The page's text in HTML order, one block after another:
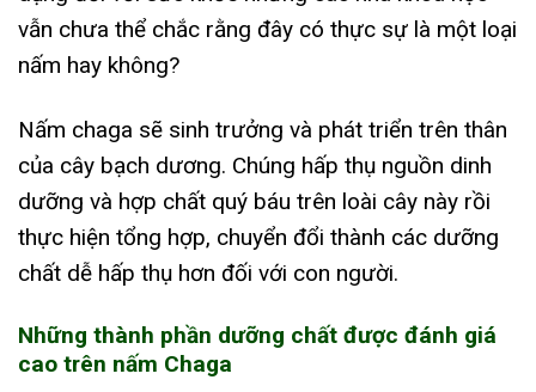
vẫn chưa thể chắc rằng đây có thực sự là một loại
nấm hay không?
Nấm chaga sẽ sinh trưởng và phát triển trên thân
của cây bạch dương. Chúng hấp thụ nguồn dinh
dưỡng và hợp chất quý báu trên loài cây này rồi
thực hiện tổng hợp, chuyển đổi thành các dưỡng
chất dễ hấp thụ hơn đối với con người.
Những thành phần dưỡng chất được đánh giá
cao trên nấm Chaga